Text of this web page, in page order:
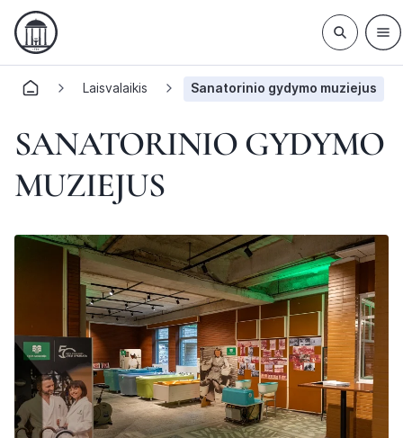
Laisvalaikis Sanatorinio gydymo muziejus
SANATORINIO GYDYMO
MUZIEJUS